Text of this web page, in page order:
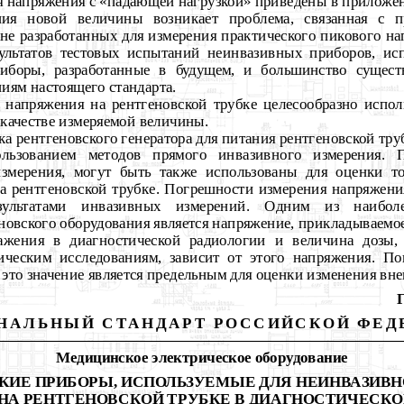
новой величины возникает проблема, связанная с
разработанных для измерения практического пикового
тестовых испытаний неинвазивных приборов,
разработанные в будущем, и большинство
настоящего стандарта.
на рентгеновской трубке целесообразно
измеряемой величины.
рентгеновского генератора для питания рентгеновской
методов прямого инвазивного измерения.
могут быть также использованы для оценки
рентгеновской трубке. Погрешности измерения
инвазивных измерений. Одним из
оборудования является напряжение,
в диагностической радиологии и величина
исследованиям, зависит от этого напряжения.
значение является предельным для оценки изменения
СТАНДАРТ РОССИЙСКОЙ
Медицинское электрическое оборудование
ПРИБОРЫ, ИСПОЛЬЗУЕМЫЕ ДЛЯ
РЕНТГЕНОВСКОЙ ТРУБКЕ В